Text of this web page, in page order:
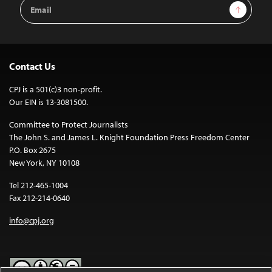
Address
Sign Up
Contact Us
CPJ is a 501(c)3 non-profit.
Our EIN is 13-3081500.
Committee to Protect Journalists
The John S. and James L. Knight Foundation Press Freedom Center
P.O. Box 2675
New York, NY 10108
Tel 212-465-1004
Fax 212-214-0640
info@cpj.org